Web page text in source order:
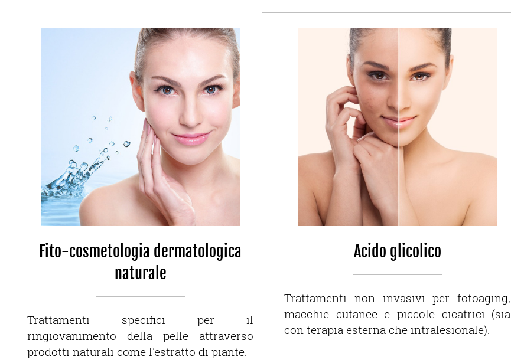
Fito-cosmetologia dermatologica
naturale
Trattamenti specifici per il
ringiovanimento della pelle attraverso
prodotti naturali come l'estratto di piante.
Acido glicolico
Trattamenti non invasivi per fotoaging,
macchie cutanee e piccole cicatrici (sia
con terapia esterna che intralesionale).